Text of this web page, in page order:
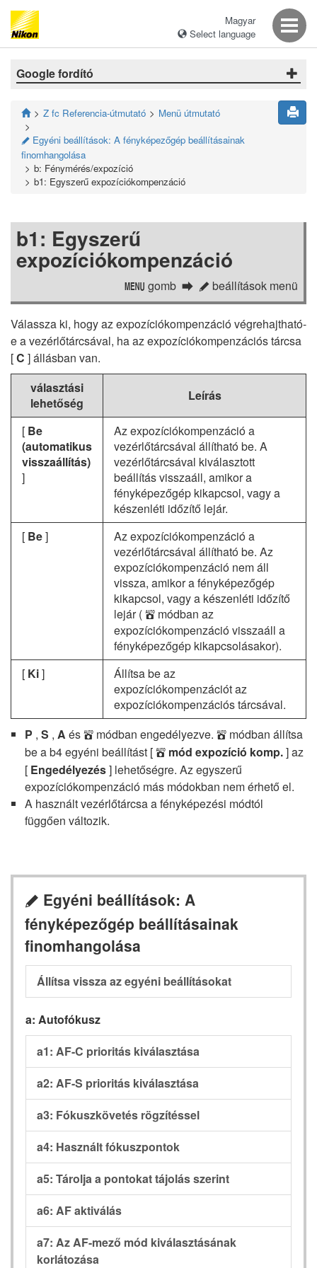
Magyar
Select language
Google fordító
Z fc Referencia-útmutató Menü útmutató
A Egyéni beállítások: A fényképezőgép beállításainak
finomhangolása
b: Fénymérés/expozíció
b1: Egyszerű expozíciókompenzáció
b1: Egyszerű
expozíciókompenzáció
G gomb A beállítások menü
Válassza ki, hogy az expozíciókompenzáció végrehajtható-
e a vezérlőtárcsával, ha az expozíciókompenzációs tárcsa
[C ] állásban van.
választási
lehetőség
Leírás
[ Be
(automatikus
visszaállítás)
]
Az expozíciókompenzáció a
vezérlőtárcsával állítható be. A
vezérlőtárcsával kiválasztott
beállítás visszaáll, amikor a
fényképezőgép kikapcsol, vagy a
készenléti időzítő lejár.
[ Be]
Az expozíciókompenzáció a
vezérlőtárcsával állítható be. Az
expozíciókompenzáció nem áll
vissza, amikor a fényképezőgép
kikapcsol, vagy a készenléti időzítő
lejár ( b módban az
expozíciókompenzáció visszaáll a
fényképezőgép kikapcsolásakor).
[ Ki]
Állítsa be az
expozíciókompenzációt az
expozíciókompenzációs tárcsával.
P , S , A és b módban engedélyezve. b módban állítsa
be a b4 egyéni beállítást [ b mód expozíció komp.] az
[ Engedélyezés] lehetőségre. Az egyszerű
expozíciókompenzáció más módokban nem érhető el.
A használt vezérlőtárcsa a fényképezési módtól
függően változik.
A Egyéni beállítások: A
fényképezőgép beállításainak
finomhangolása
Állítsa vissza az egyéni beállításokat
a: Autofókusz
a1: AF-C prioritás kiválasztása
a2: AF-S prioritás kiválasztása
a3: Fókuszkövetés rögzítéssel
a4: Használt fókuszpontok
a5: Tárolja a pontokat tájolás szerint
a6: AF aktiválás
a7: Az AF-mező mód kiválasztásának
korlátozása